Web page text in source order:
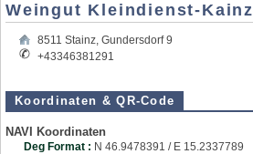
Weingut Kleindienst-Kainz
8511 Stainz, Gundersdorf 9
+43346381291
Koordinaten & QR-Code
NAVI Koordinaten
Deg Format : N 46.9478391 / E 15.2337789